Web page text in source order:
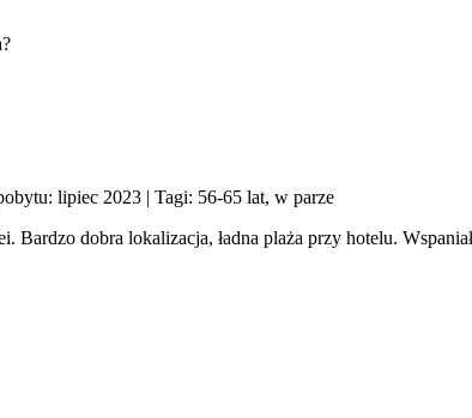
lipiec 2023 | Tagi: 56-65 lat, w parze
Bardzo dobra lokalizacja, ładna plaża przy hotelu.